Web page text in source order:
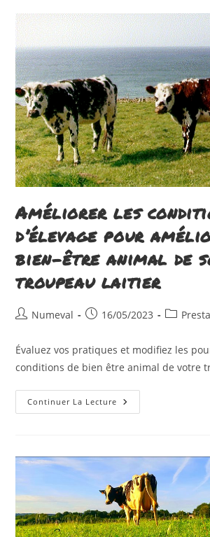
Améliorer les
d’élevage pour
bien-être animal de
troupeau laitier
Auteur/autrice
la
publication :
Numeval
Publication
16/05/2023
Post
Évaluez vos pratiques et modifiez les
conditions de bien être animal de votre
Continuer La Lecture Améliorer
Les
Le
Bien-
Être
Animal
De
Son
Troupeau
Laitier